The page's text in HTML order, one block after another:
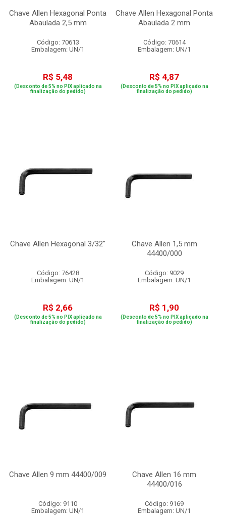
Chave Allen Hexagonal Ponta
Abaulada 2,5 mm
Código: 70613
Embalagem: UN/1
R$ 5,48
(Desconto de 5% no PIX aplicado na
finalização do pedido)
Chave Allen Hexagonal Ponta
Abaulada 2 mm
Código: 70614
Embalagem: UN/1
R$ 4,87
(Desconto de 5% no PIX aplicado na
finalização do pedido)
Chave Allen Hexagonal 3/32''
Código: 76428
Embalagem: UN/1
R$ 2,66
(Desconto de 5% no PIX aplicado na
finalização do pedido)
Chave Allen 1,5 mm
44400/000
Código: 9029
Embalagem: UN/1
R$ 1,90
(Desconto de 5% no PIX aplicado na
finalização do pedido)
Chave Allen 9 mm 44400/009
Código: 9110
Embalagem: UN/1
Chave Allen 16 mm
44400/016
Código: 9169
Embalagem: UN/1